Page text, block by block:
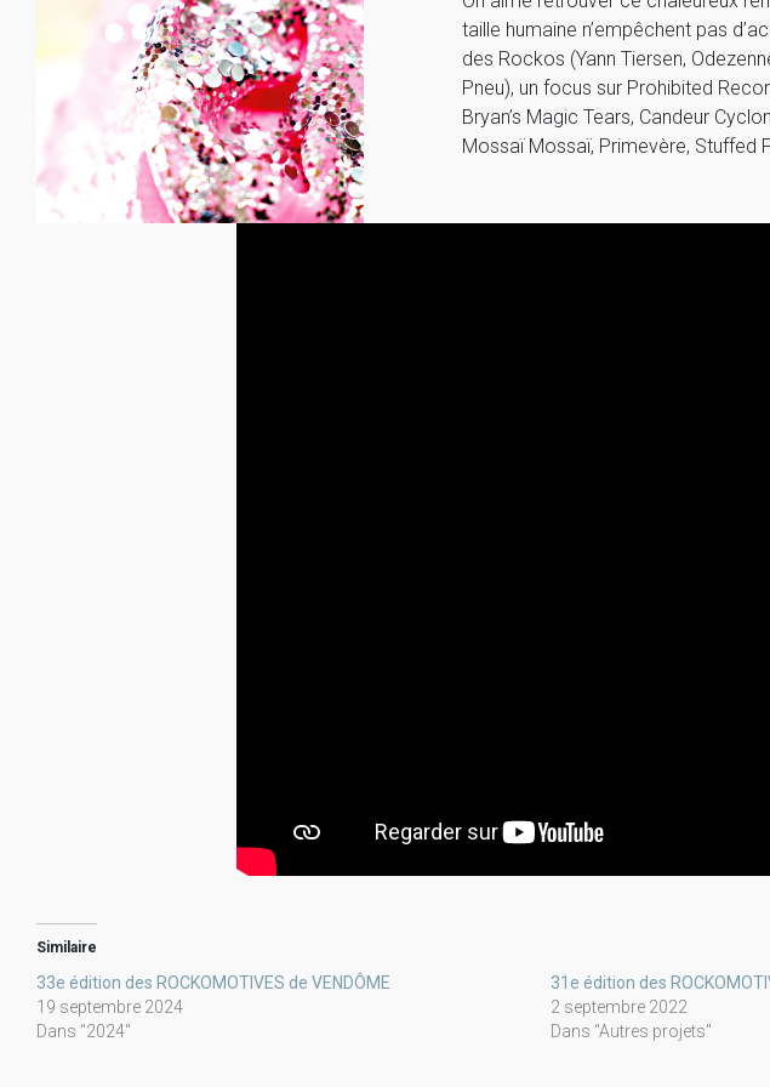
taille humaine n’empêchent pas
des Rockos (Yann Tiersen,
Pneu), un focus sur Prohibited
Bryan’s Magic Tears, Candeur
Mossaï Mossaï, Primevère, Stuffed
Similaire
33e édition des ROCKOMOTIVES de VENDÔME
19 septembre 2024
Dans "2024"
31e édition des
2 septembre 2022
Dans "Autres projets"